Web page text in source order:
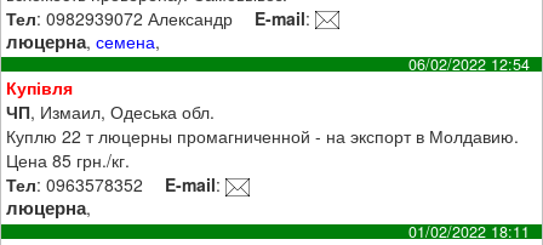
Тел: 0982939072 Александр E-mail:
люцерна,семена,
06/02/2022 12:54
Купівля
ЧП, Измаил, Одеська обл.
Куплю 22 т люцерны промагниченной - на экспорт в Молдавию.
Цена 85 грн./кг.
Тел: 0963578352 E-mail:
люцерна,
01/02/2022 18:11